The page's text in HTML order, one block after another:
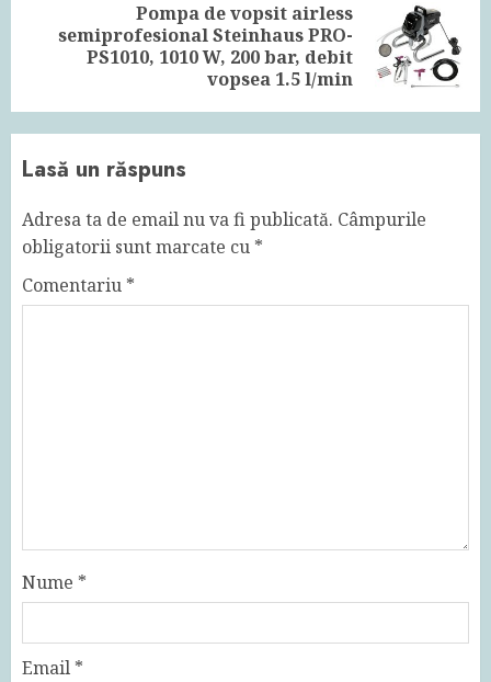
Next
Pompa de vopsit airless
semiprofesional Steinhaus PRO-
PS1010, 1010 W, 200 bar, debit
vopsea 1.5 l/min
Lasă un răspuns
Adresa ta de email nu va fi publicată. Câmpurile
obligatorii sunt marcate cu *
Comentariu *
Nume *
Email *